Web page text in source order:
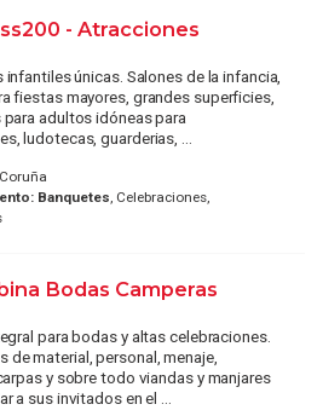
- Atracciones
únicas. Salones de la infancia,
fiestas mayores, grandes superficies,
adultos idóneas para
ludotecas, guarderias, ...
Banquetes , Celebraciones,
Bodas Camperas
para bodas y altas celebraciones.
de material, personal, menaje,
y sobre todo viandas y manjares
a sus invitados en el ...